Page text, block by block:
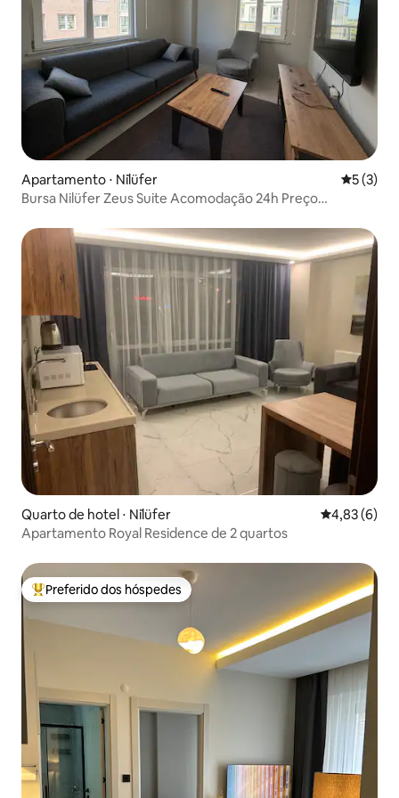
Apartamento ⋅ Ni̇lüfer 5 de
5 (3)
Bursa Nilüfer Zeus Suite Acomodação 24h Preço
Quarto de hotel ⋅ Ni̇lüfer 4,83 de uma
4,83 (6)
Apartamento Royal Residence de 2 quartos
Entre os melhores preferidos dos hóspedes
Preferido dos hóspedes